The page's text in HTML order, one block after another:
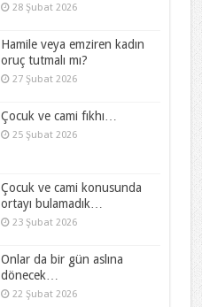
28 Şubat 2026
Hamile veya emziren kadın
oruç tutmalı mı?
27 Şubat 2026
Çocuk ve cami fıkhı…
25 Şubat 2026
Çocuk ve cami konusunda
ortayı bulamadık…
23 Şubat 2026
Onlar da bir gün aslına
dönecek…
22 Şubat 2026